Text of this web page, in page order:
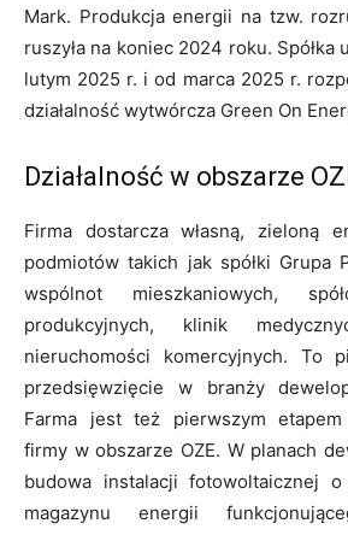
Mark. Produkcja energii na tzw.
ruszyła na koniec 2024 roku. Spółka
lutym 2025 r. i od marca 2025 r.
działalność wytwórcza Green On
Działalność w obszarze
Firma dostarcza własną, zieloną
podmiotów takich jak spółki Grupa
wspólnot mieszkaniowych,
produkcyjnych, klinik
nieruchomości komercyjnych. To
przedsięwzięcie w branży
Farma jest też pierwszym
firmy w obszarze OZE. W planach
budowa instalacji fotowoltaicznej
magazynu energii